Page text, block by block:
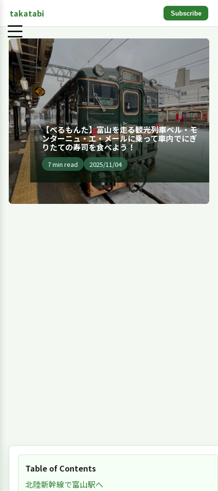
takatabi Subscribe
【べるもんた】富山を走る観光列車ベル・モ
ンターニュ・エ・メールに乗って車内でにぎ
りたての寿司を食べよう！
7 min read 2025/11/04
Table of Contents
北陸新幹線で富山駅へ